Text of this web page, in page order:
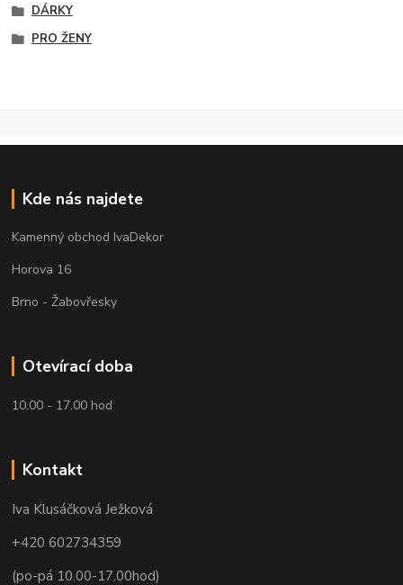
DÁRKY
PRO ŽENY
Kde nás najdete
Kamenný obchod IvaDekor
Horova 16
Brno - Žabovřesky
Otevírací doba
10.00 - 17.00 hod
Kontakt
Iva Klusáčková Ježková
+420 602734359
(po-pá 10.00-17.00hod)